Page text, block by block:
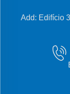
Add: Edifício